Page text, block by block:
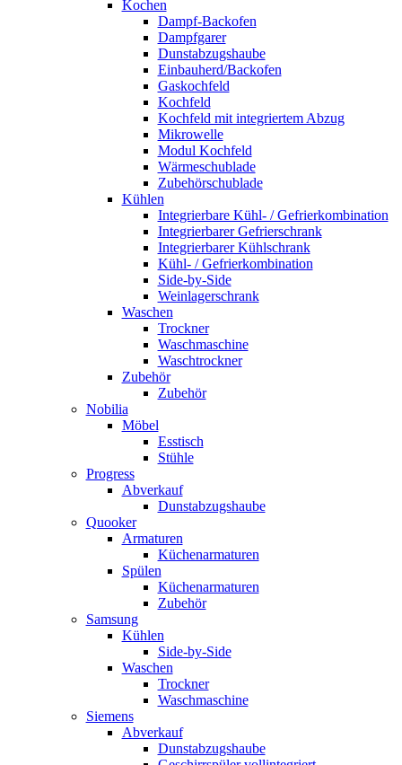
Kochen
Dampf-Backofen
Dampfgarer
Dunstabzugshaube
Einbauherd/Backofen
Gaskochfeld
Kochfeld
Kochfeld mit integriertem Abzug
Mikrowelle
Modul Kochfeld
Wärmeschublade
Zubehörschublade
Kühlen
Integrierbare Kühl- / Gefrierkombination
Integrierbarer Gefrierschrank
Integrierbarer Kühlschrank
Kühl- / Gefrierkombination
Side-by-Side
Weinlagerschrank
Waschen
Trockner
Waschmaschine
Waschtrockner
Zubehör
Zubehör
Nobilia
Möbel
Esstisch
Stühle
Progress
Abverkauf
Dunstabzugshaube
Quooker
Armaturen
Küchenarmaturen
Spülen
Küchenarmaturen
Zubehör
Samsung
Kühlen
Side-by-Side
Waschen
Trockner
Waschmaschine
Siemens
Abverkauf
Dunstabzugshaube